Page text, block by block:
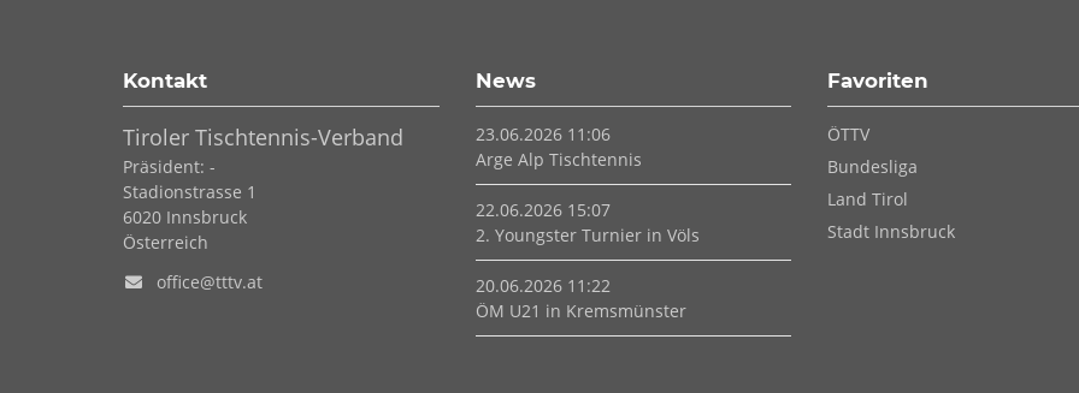
Kontakt
Tiroler Tischtennis-Verband
Präsident: -
Stadionstrasse 1
6020 Innsbruck
Österreich
office@tttv.at
News
23.06.2026 11:06
Arge Alp Tischtennis
22.06.2026 15:07
2. Youngster Turnier in Völs
20.06.2026 11:22
ÖM U21 in Kremsmünster
Favoriten
Navigation
überspringen
ÖTTV
Bundesliga
Land Tirol
Stadt Innsbruck